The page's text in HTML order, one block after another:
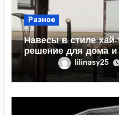
Разное
Навесы в стиле хай-
решение для дома и
lilinasy25